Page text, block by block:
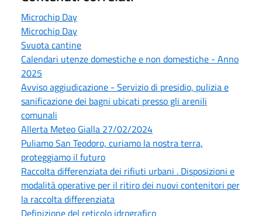
Microchip Day
Microchip Day
Svuota cantine
Calendari utenze domestiche e non domestiche - Anno
2025
Avviso aggiudicazione - Servizio di presidio, pulizia e
sanificazione dei bagni ubicati presso gli arenili
comunali
Allerta Meteo Gialla 27/02/2024
Puliamo San Teodoro, curiamo la nostra terra,
proteggiamo il futuro
Raccolta differenziata dei rifiuti urbani . Disposizioni e
modalità operative per il ritiro dei nuovi contenitori per
la raccolta differenziata
Definizione del reticolo idrografico